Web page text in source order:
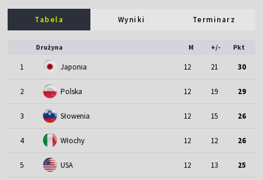
Tabela Wyniki Terminarz
Drużyna M +/- Pkt
1 Japonia 12 21 30
2 Polska 12 19 29
3 Słowenia 12 15 26
4 Włochy 12 12 26
5 USA 12 13 25